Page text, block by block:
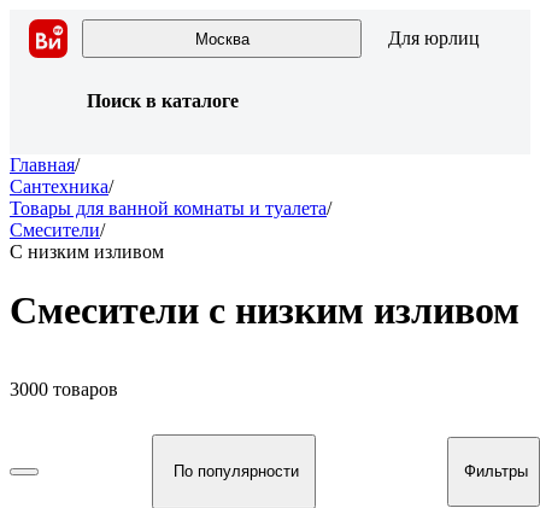
Москва Для юрлиц
Поиск в каталоге
Главная/
Сантехника/
Товары для ванной комнаты и туалета/
Смесители/
С низким изливом
Смесители с низким изливом
3000 товаров
По популярности Фильтры